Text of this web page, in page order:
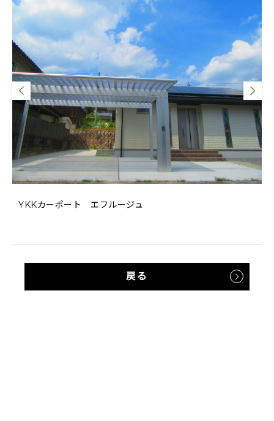
YKKカーポート エフルージュ
戻る